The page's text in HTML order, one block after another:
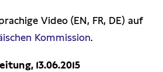
Video (EN, FR, DE) auf
Kommission.
13.06.2015